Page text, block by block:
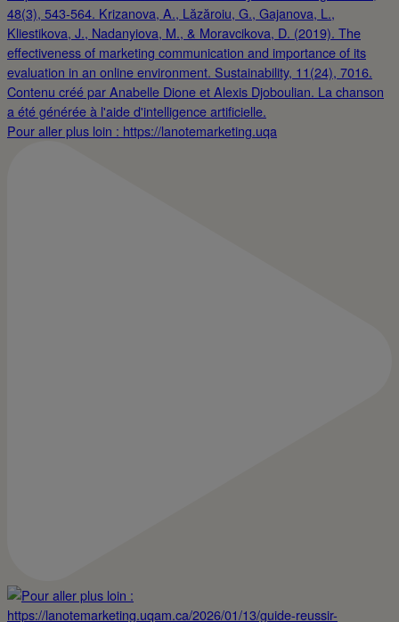
Pour aller plus loin : https://lanotemarketing.uqa